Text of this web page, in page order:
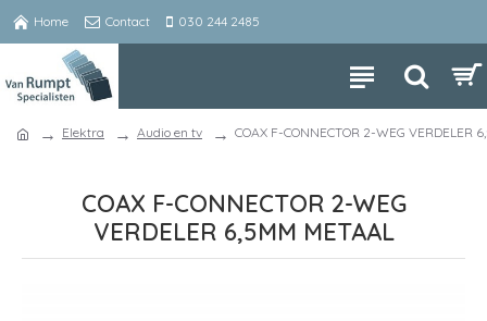
Home Contact 030 244 2485
Elektra Audio en tv COAX F-CONNECTOR 2-WEG VERDELER
COAX F-CONNECTOR 2-WEG
VERDELER 6,5MM METAAL